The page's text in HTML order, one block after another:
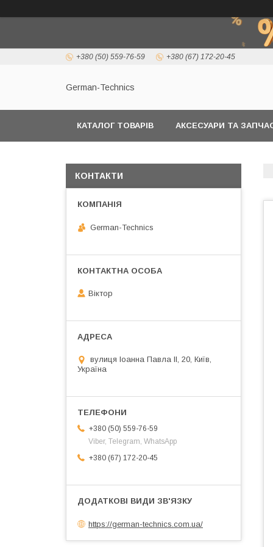
+380 (50) 559-76-59 +380 (67) 172-20-45
German-Technics
КАТАЛОГ ТОВАРІВ АКСЕСУАРИ ТА
КОНТАКТИ
German-Technics
Віктор
вулиця Іоанна Павла ІІ, 20, Київ,
Україна
+380 (50) 559-76-59
Viber, Telegram, WhatsApp
+380 (67) 172-20-45
https://german-technics.com.ua/